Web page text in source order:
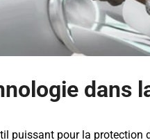
dans
puissant pour la